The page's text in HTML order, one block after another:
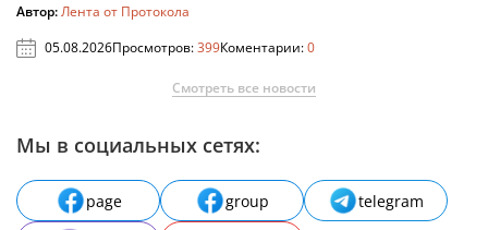
Автор:Лента от Протокола
05.08.2026Просмотров:399Коментарии:0
Смотреть все новости
Мы в социальных сетях:
page group
telegram